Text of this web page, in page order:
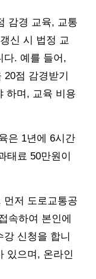
감경 교육, 교통
신 시 법정 교
다. 예를 들어,
점 감경받기
하며, 교육 비용
은 1년에 6시간
태료 50만원이
먼저 도로교통공
속하여 본인에
신청을 합니
있으며, 온라인